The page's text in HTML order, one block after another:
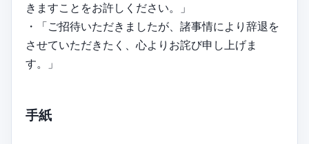
きますことをお許しください。」
・「ご招待いただきましたが、諸事情により辞退を
させていただきたく、心よりお詫び申し上げま
す。」
手紙